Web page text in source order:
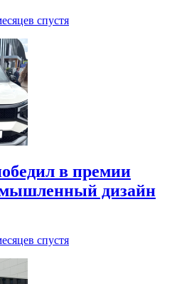
спустя
в премии
дизайн
спустя